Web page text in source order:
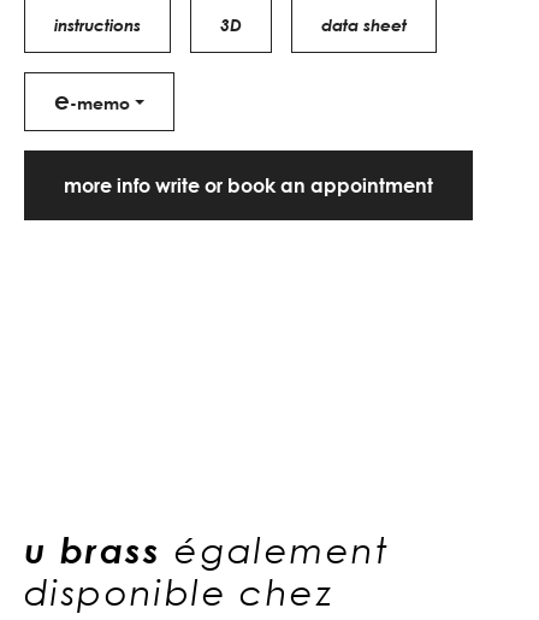
instructions 3D data sheet
e-memo
more info write or book an appointment
u brasségalement
disponible chez